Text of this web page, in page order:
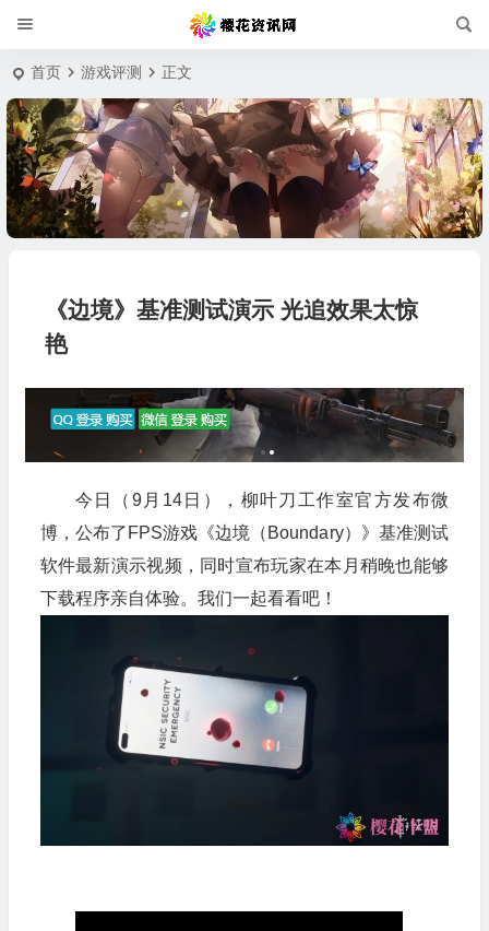
首页 游戏评测 正文
《边境》基准测试演示 光追效果太惊
艳
今日（9月14日），柳叶刀工作室官方发布微
博，公布了FPS游戏《边境（Boundary）》基准测试
软件最新演示视频，同时宣布玩家在本月稍晚也能够
下载程序亲自体验。我们一起看看吧！